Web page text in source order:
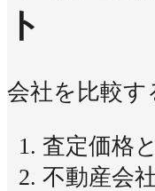
ト
会社を比較す
査定価格
不動産会